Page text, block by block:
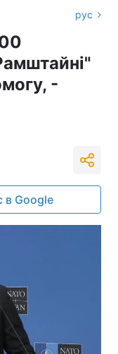
рус
-
в Google